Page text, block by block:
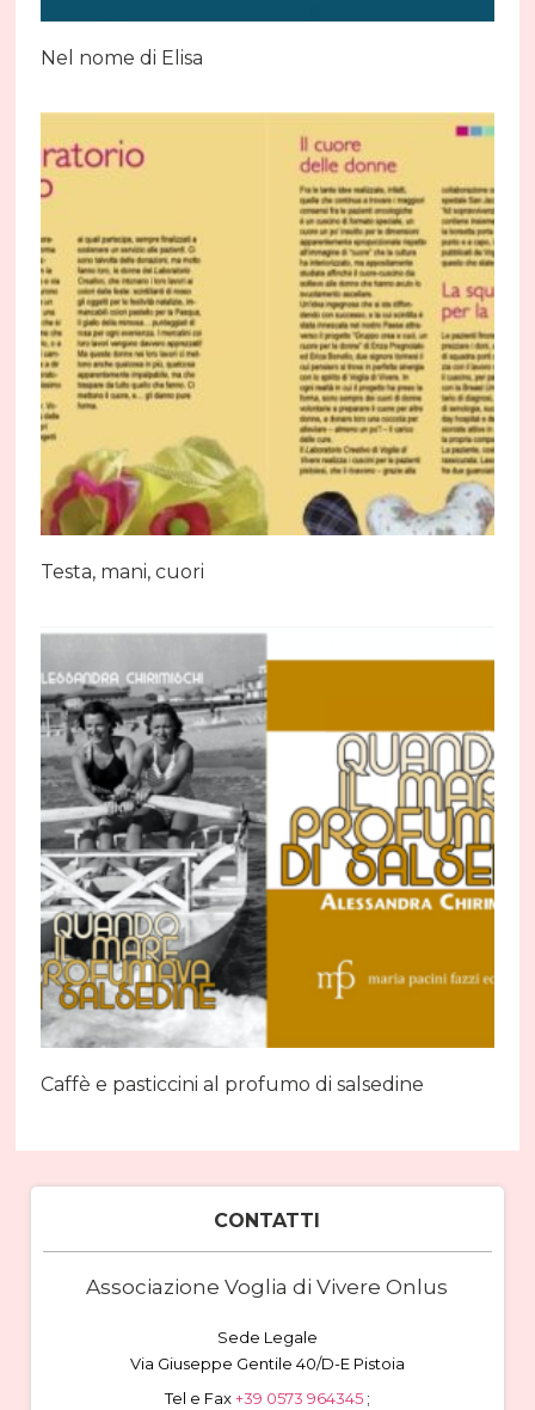
Nel nome di Elisa
Testa, mani, cuori
Caffè e pasticcini al profumo di salsedine
CONTATTI
Associazione Voglia di Vivere Onlus
Sede Legale
Via Giuseppe Gentile 40/D-E Pistoia
Tel e Fax+39 0573 964345 ;